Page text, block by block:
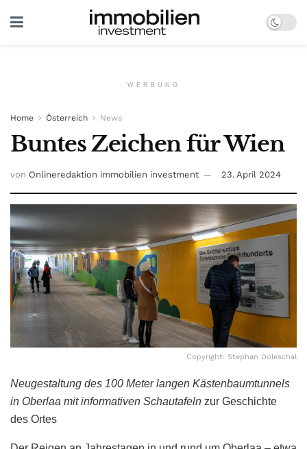
WERBUNG
Home Österreich News
Buntes Zeichen für Wien
von Onlineredaktion immobilien investment 23. April 2024
Copyright: Stephan Doleschal
Neugestaltung des 100 Meter langen Kästenbaumtunnels
in Oberlaa mit informativen Schautafeln zur Geschichte
des Ortes